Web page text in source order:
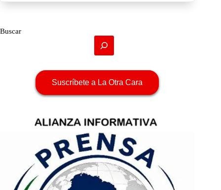
Buscar
Suscríbete a La Otra Cara